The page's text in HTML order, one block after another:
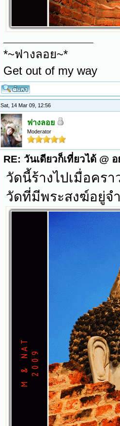
*~ฟางลอย~*
Get out of my way
Sat, 14 Mar 09, 12:56
ฟางลอย
Moderator
RE: วันเดียวก็เที่ยวได้ @
วัดนี้ร้างไปเมื่อคร
วัดที่มีพระสงฆ์อยู่จ